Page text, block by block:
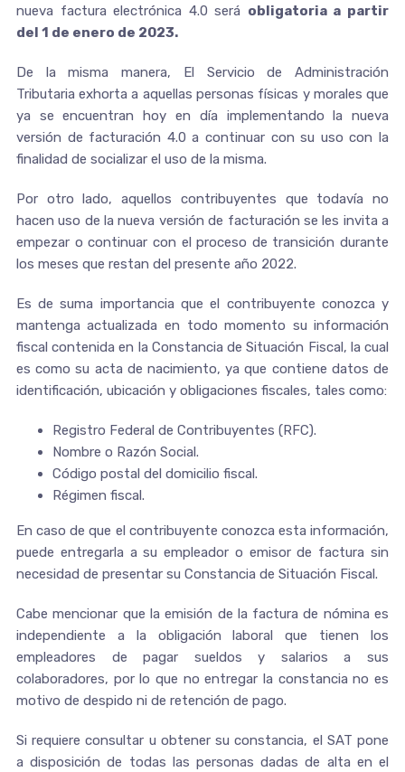
nueva factura electrónica 4.0 será obligatoria a partir
del 1 de enero de 2023.
De la misma manera, El Servicio de Administración
Tributaria exhorta a aquellas personas físicas y morales que
ya se encuentran hoy en día implementando la nueva
versión de facturación 4.0 a continuar con su uso con la
finalidad de socializar el uso de la misma.
Por otro lado, aquellos contribuyentes que todavía no
hacen uso de la nueva versión de facturación se les invita a
empezar o continuar con el proceso de transición durante
los meses que restan del presente año 2022.
Es de suma importancia que el contribuyente conozca y
mantenga actualizada en todo momento su información
fiscal contenida en la Constancia de Situación Fiscal, la cual
es como su acta de nacimiento, ya que contiene datos de
identificación, ubicación y obligaciones fiscales, tales como:
Registro Federal de Contribuyentes (RFC).
Nombre o Razón Social.
Código postal del domicilio fiscal.
Régimen fiscal.
En caso de que el contribuyente conozca esta información,
puede entregarla a su empleador o emisor de factura sin
necesidad de presentar su Constancia de Situación Fiscal.
Cabe mencionar que la emisión de la factura de nómina es
independiente a la obligación laboral que tienen los
empleadores de pagar sueldos y salarios a sus
colaboradores, por lo que no entregar la constancia no es
motivo de despido ni de retención de pago.
Si requiere consultar u obtener su constancia, el SAT pone
a disposición de todas las personas dadas de alta en el